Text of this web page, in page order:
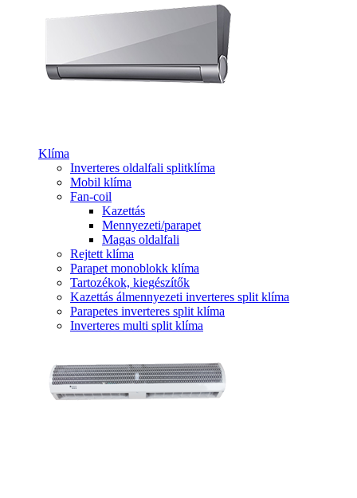
Klíma
Inverteres oldalfali splitklíma
Mobil klíma
Fan-coil
Kazettás
Mennyezeti/parapet
Magas oldalfali
Rejtett klíma
Parapet monoblokk klíma
Tartozékok, kiegészítők
Kazettás álmennyezeti inverteres split klíma
Parapetes inverteres split klíma
Inverteres multi split klíma